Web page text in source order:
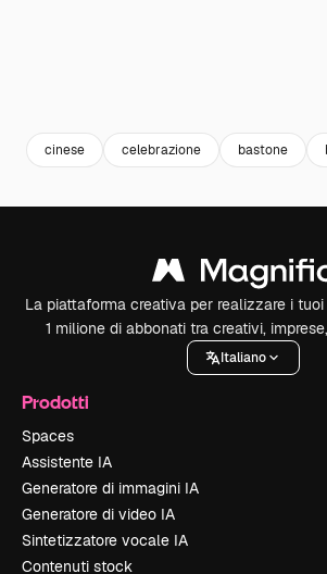
cinese celebrazione bastone
La piattaforma creativa per realizzare i
1 milione di abbonati tra creativi,
Italiano
Prodotti
Spaces
Assistente IA
Generatore di immagini IA
Generatore di video IA
Sintetizzatore vocale IA
Contenuti stock